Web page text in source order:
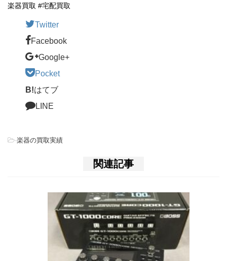
楽器買取 #宅配買取
Twitter
Facebook
Google+
Pocket
B!はてブ
LINE
-楽器の買取実績
関連記事